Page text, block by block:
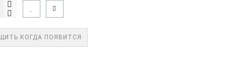
КОГДА ПОЯВИТСЯ